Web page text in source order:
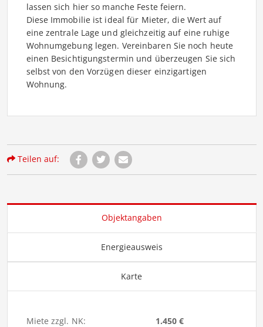
lassen sich hier so manche Feste feiern.
Diese Immobilie ist ideal für Mieter, die Wert auf
eine zentrale Lage und gleichzeitig auf eine ruhige
Wohnumgebung legen. Vereinbaren Sie noch heute
einen Besichtigungstermin und überzeugen Sie sich
selbst von den Vorzügen dieser einzigartigen
Wohnung.
Teilen auf:
Objektangaben
Energieausweis
Karte
Miete zzgl. NK:
1.450 €